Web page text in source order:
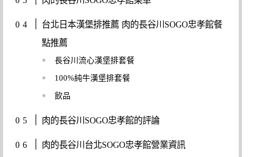
台北日本漢堡排推薦 肉的長谷川SOGO忠孝館餐
點推薦
長谷川流心漢堡排套餐
100%純牛漢堡排套餐
飲品
肉的長谷川SOGO忠孝館的評論
肉的長谷川台北SOGO忠孝館營業資訊